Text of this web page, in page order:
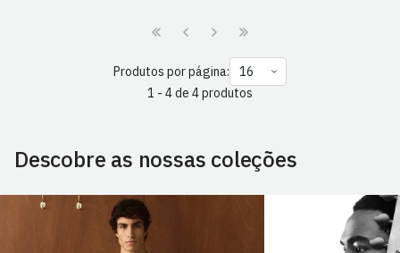
Produtos por página:
1 - 4 de 4 produtos
Descobre as nossas coleções